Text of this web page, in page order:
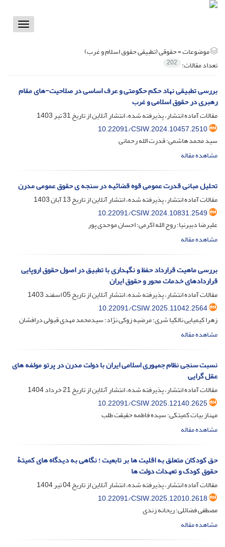
Toggle
موضوعات =حقوقی (تطبیقی حقوق اسلام و غرب)
تعداد مقالات: 202
بررسی تطبیقی نهاد حکم حکومتی و عرف اساسی در صلاحیت-های مقام
رهبری در حقوق اسلامی و غرب
مقالات آماده انتشار، پذیرفته شده، انتشار آنلاین از تاریخ31 تیر 1403
10.22091/CSIW.2024.10457.2510
سید محمد هاشمی؛ قدرت الله رحمانی
مشاهده مقاله
تحلیل مبانی قدرت عمومی قوه قضائیه در سنجه ی حقوق عمومی مدرن
مقالات آماده انتشار، پذیرفته شده، انتشار آنلاین از تاریخ13 آبان 1403
10.22091/CSIW.2024.10831.2549
علیرضا دبیرنیا؛ روح الله اکرمی؛ احسان موحدی پور
مشاهده مقاله
بررسی ماهیت قرارداد حفظ و نگهداری با تطبیق در اصول حقوق اروپایی
قراردادهای خدمات محور و حقوق ایران
مقالات آماده انتشار، پذیرفته شده، انتشار آنلاین از تاریخ05 اسفند 1403
10.22091/CSIW.2025.11042.2564
زهرا کیمیایی نالکیا شری؛ مرضیه زوکی نژاد؛ سیدمحمد مهدی قبولی درافشان
مشاهده مقاله
نسبت سنجی نظام جمهوری اسلامی ایران با دولت مدرن در پرتو مولفه های
عقل گرایی
مقالات آماده انتشار، پذیرفته شده، انتشار آنلاین از تاریخ21 خرداد 1404
10.22091/CSIW.2025.12140.2625
مهناز بیات کمیتکی؛ سیده فاطمه حقیقت طلب
مشاهده مقاله
حق کودکان متعلق به اقلیت ها بر تابعیت ؛ نگاهی به دیدگاه های کمیتۀ
حقوق کودک و تعهدات دولت ها
مقالات آماده انتشار، پذیرفته شده، انتشار آنلاین از تاریخ04 تیر 1404
10.22091/CSIW.2025.12010.2618
مصطفی فضائلی؛ ریحانه زندی
مشاهده مقاله